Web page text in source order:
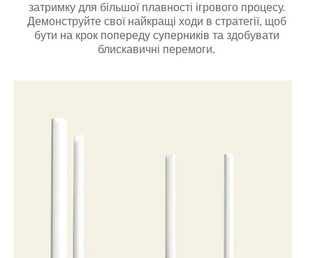
затримку для більшої плавності ігрового процесу.
Демонструйте свої найкращі ходи в стратегії, щоб
бути на крок попереду суперників та здобувати
блискавичні перемоги.